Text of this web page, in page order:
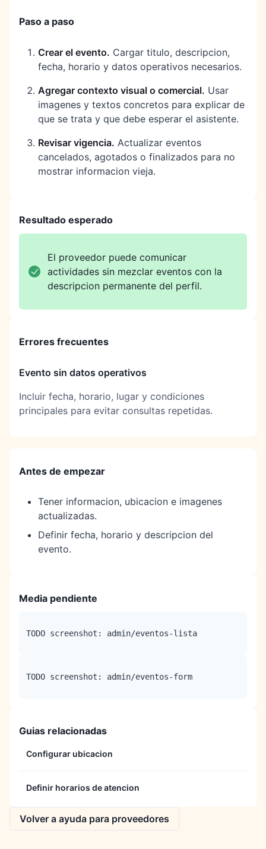
Paso a paso
Crear el evento. Cargar titulo, descripcion,
fecha, horario y datos operativos necesarios.
Agregar contexto visual o comercial. Usar
imagenes y textos concretos para explicar de
que se trata y que debe esperar el asistente.
Revisar vigencia. Actualizar eventos
cancelados, agotados o finalizados para no
mostrar informacion vieja.
Resultado esperado
El proveedor puede comunicar
actividades sin mezclar eventos con la
descripcion permanente del perfil.
Errores frecuentes
Evento sin datos operativos
Incluir fecha, horario, lugar y condiciones
principales para evitar consultas repetidas.
Antes de empezar
Tener informacion, ubicacion e imagenes
actualizadas.
Definir fecha, horario y descripcion del
evento.
Media pendiente
TODO screenshot: admin/eventos-lista
TODO screenshot: admin/eventos-form
Guias relacionadas
Configurar ubicacion
Definir horarios de atencion
Volver a ayuda para proveedores